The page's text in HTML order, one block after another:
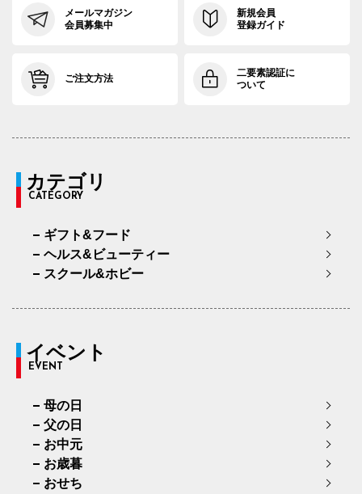
メールマガジン
会員募集中
新規会員
登録ガイド
ご注文方法
二要素認証に
ついて
カテゴリ
CATEGORY
ギフト&フード
ヘルス&ビューティー
スクール&ホビー
イベント
EVENT
母の日
父の日
お中元
お歳暮
おせち